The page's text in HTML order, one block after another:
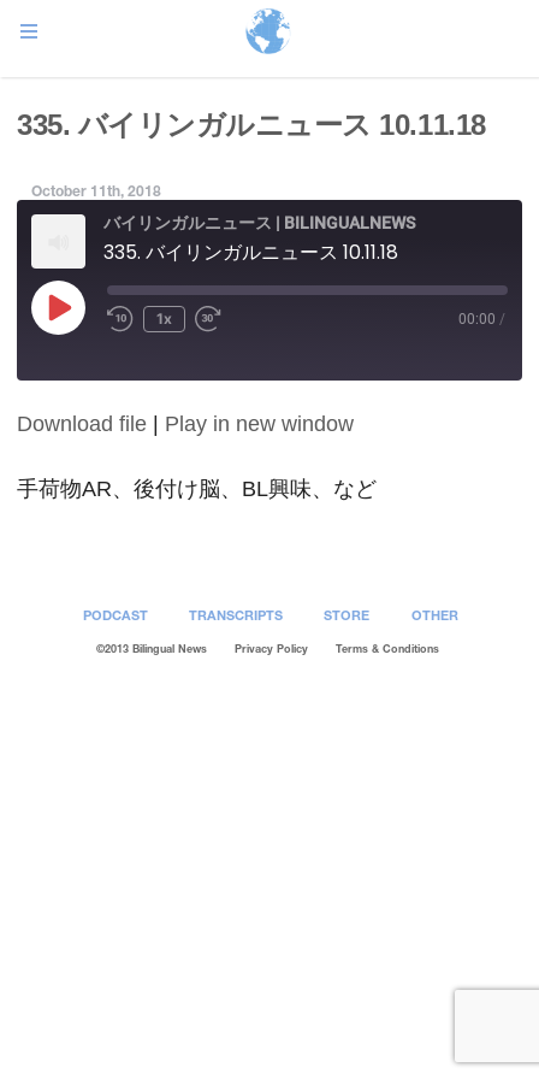
335. バイリンガルニュース 10.11.18
October 11th, 2018
バイリンガルニュース | BILINGUALNEWS
335. バイリンガルニュース 10.11.18
Play
Episode
1x 00:00 /
SHARE
LINK
Download file Play in new window
手荷物AR、後付け脳、BL興味、など
PODCAST TRANSCRIPTS STORE OTHER
©2013 Bilingual News Privacy Policy Terms & Conditions